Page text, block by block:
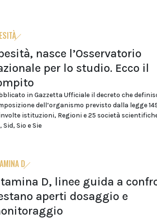
nasce l’Osservatorio
per lo studio. Ecco il
in Gazzetta Ufficiale il decreto che
dell’organismo previsto dalla legge
istituzioni, Regioni e 25 società
Sid, Sio e Sie
D
D, linee guida a
aperti dosaggio e